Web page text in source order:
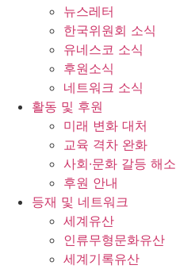
뉴스레터
한국위원회 소식
유네스코 소식
후원소식
네트워크 소식
활동 및 후원
미래 변화 대처
교육 격차 완화
사회∙문화 갈등 해소
후원 안내
등재 및 네트워크
세계유산
인류무형문화유산
세계기록유산